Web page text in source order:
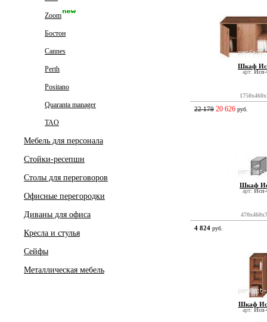
Zoom
Бостон
Cannes
Perth
Positano
Quaranta manager
TAO
Мебель для персонала
Стойки-ресепшн
Столы для переговоров
Офисные перегородки
Диваны для офиса
Кресла и стулья
Сейфы
Металлическая мебель
арт:Исп-
Шкаф
арт:Исп-
22 179 20 626 руб.
Шкаф
арт:Исп-
4 824 руб.
Шкаф